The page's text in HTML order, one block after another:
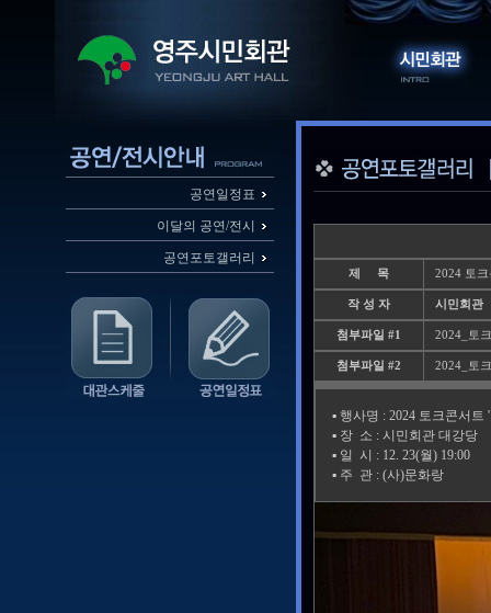
공연일정표
이달의 공연/전시
공연포토갤러리
제 목 2024 토
작 성 자 시민회관
첨부파일 #1 2024_토
첨부파일 #2 2024_토
▪️ 행사명 : 2024 토크콘서
▪️ 장 소 : 시민회관 대강당
▪️ 일 시 : 12. 23(월) 19:00
▪️ 주 관 : (사)문화랑